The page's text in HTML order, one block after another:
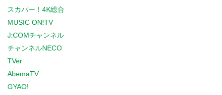
スカパー！4K総合
MUSIC ON!TV
J:COMチャンネル
チャンネルNECO
TVer
AbemaTV
GYAO!